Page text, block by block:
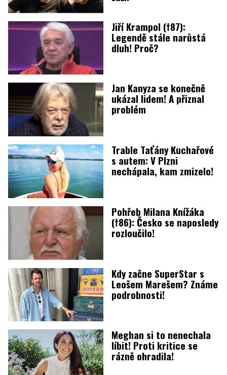
Jiří Krampol (†87):
Legendě stále narůstá
dluh! Proč?
Jan Kanyza se konečně
ukázal lidem! A přiznal
problém
Trable Taťány Kuchařové
s autem: V Plzni
nechápala, kam zmizelo!
Pohřeb Milana Knížáka
(†86): Česko se naposledy
rozloučilo!
Kdy začne SuperStar s
Leošem Marešem? Známe
podrobnosti!
Meghan si to nenechala
líbit! Proti kritice se
rázně ohradila!